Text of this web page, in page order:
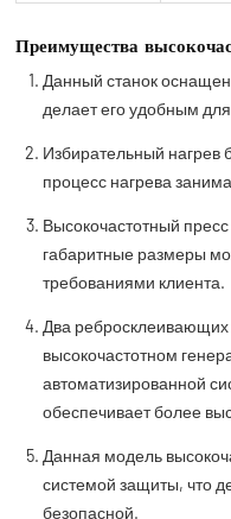
Преимущества
Данный станок
делает его удобным для
Избирательный нагрев
процесс нагрева
Высокочастотный пресс
габаритные размеры
требованиями клиента.
Два ребросклеивающих
высокочастотном
автоматизированной
обеспечивает более
Данная модель
системой защиты, что
безопасной.